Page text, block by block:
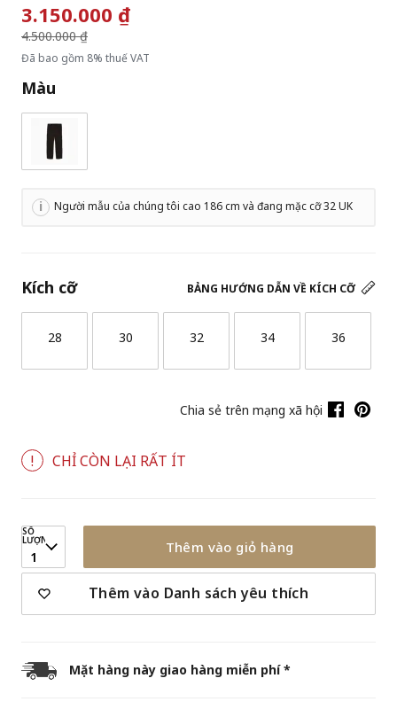
3.150.000 ₫Giá giảm từ
4.500.000 ₫
đến
Đã bao gồm 8% thuế VAT
Màu
Người mẫu của chúng tôi cao 186 cm và đang mặc cỡ 32 UK
BẢNG HƯỚNG DẪN VỀ KÍCH CỠ
Kích cỡ
28 30 32 34 36
Chia sẻ trên mạng xã hội
CHỈ CÒN LẠI RẤT ÍT
SỐ
LƯỢNG
1
Thêm vào giỏ hàng
Thêm vào Danh sách yêu thích
Mặt hàng này giao hàng miễn phí *